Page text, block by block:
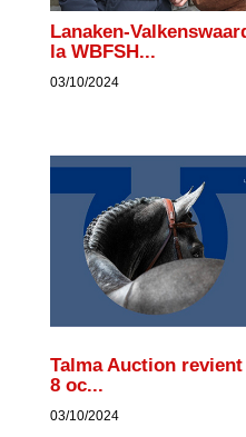
Lanaken-
la WBFSH...
03/10/2024
Talma Auction
8 oc...
03/10/2024